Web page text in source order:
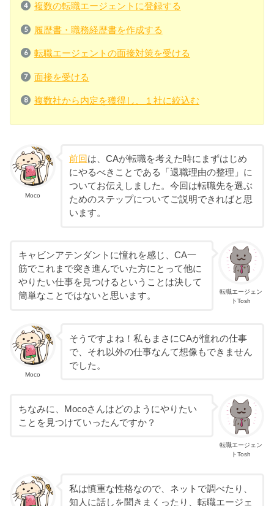
複数の転職エージェントに登録する
履歴書・職務経歴書を作成する
転職エージェントの面接対策を受ける
面接を受ける
複数社から内定を獲得し、１社に絞込む
Moco
前回は、CAが転職を考えた時にまずはじめ
にやるべきことである「退職理由の整理」に
ついてお伝えしました。今回は転職先を選ぶ
ためのステップについてご説明できればと思
います。
転職エージェン
トTosh
キャビンアテンダントに憧れを感じ、CA一
筋でこれまで突き進んでいた方にとって他に
やりたい仕事を見つけるということは決して
簡単なことではないと思います。
Moco
そうですよね！私もまさにCAが憧れの仕事
で、それ以外の仕事なんて想像もできません
でした。
転職エージェン
トTosh
ちなみに、Mocoさんはどのようにやりたい
ことを見つけていったんですか？
私は慎重な性格なので、ネットで調べたり、
知人に話しを聞きまくったり、転職エージェ